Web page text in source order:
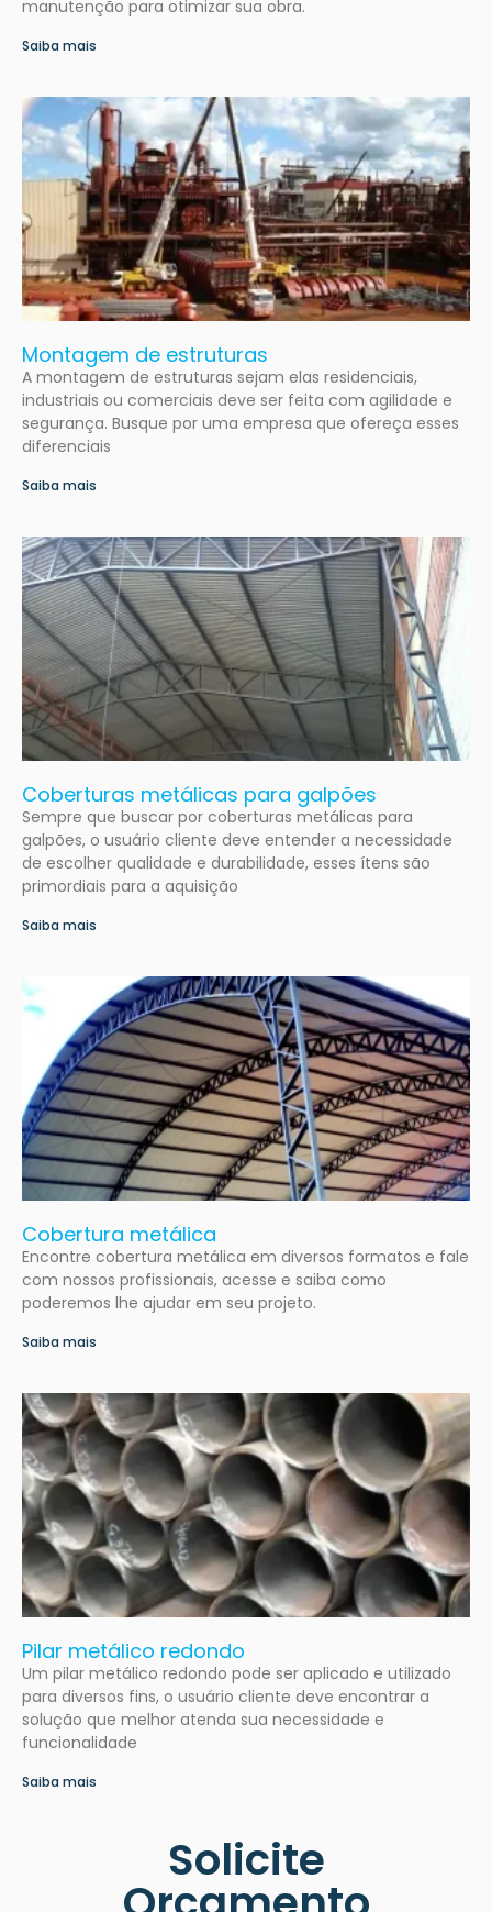
manutenção para otimizar sua obra.
Saiba mais
Montagem de estruturas
A montagem de estruturas sejam elas residenciais,
industriais ou comerciais deve ser feita com agilidade e
segurança. Busque por uma empresa que ofereça esses
diferenciais
Saiba mais
Coberturas metálicas para galpões
Sempre que buscar por coberturas metálicas para
galpões, o usuário cliente deve entender a necessidade
de escolher qualidade e durabilidade, esses ítens são
primordiais para a aquisição
Saiba mais
Cobertura metálica
Encontre cobertura metálica em diversos formatos e fale
com nossos profissionais, acesse e saiba como
poderemos lhe ajudar em seu projeto.
Saiba mais
Pilar metálico redondo
Um pilar metálico redondo pode ser aplicado e utilizado
para diversos fins, o usuário cliente deve encontrar a
solução que melhor atenda sua necessidade e
funcionalidade
Saiba mais
Solicite